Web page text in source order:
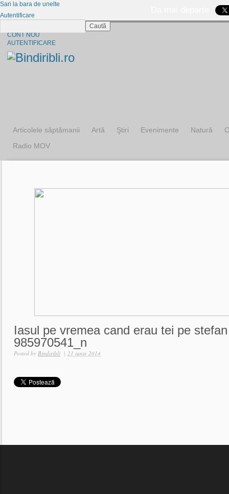
CONT NOU
AUTENTIFICARE
Articolele săptămanii Artă Ştiri Evenimente Natură
Radio MOV
Iasul pe vremea cand erau tei pe
985970541_n
Posted by Bindiribli | 21 iunie 2014
Sari la bara de unelte
Autentificare
Caută